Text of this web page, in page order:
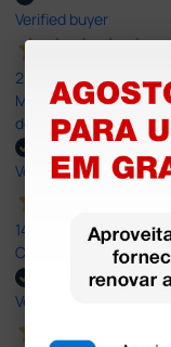
Verified buyer
20 Jul 2026
Minha experiência foi
dentro do prazo.
Verified buyer
14 Jul 2026
Correct and timely
Verified buyer